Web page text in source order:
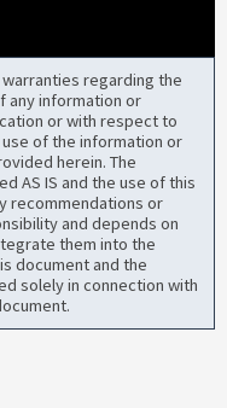
regarding the
any information or
or with respect to
of the information or
herein. The
AS IS and the use of this
recommendations or
and depends on
them into the
document and the
solely in connection with